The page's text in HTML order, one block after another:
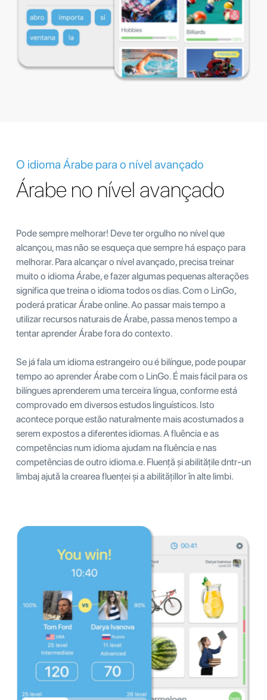
O idioma Árabe para o nível avançado
Árabe no nível avançado
Pode sempre melhorar! Deve ter orgulho no nível que
alcançou, mas não se esqueça que sempre há espaço para
melhorar. Para alcançar o nível avançado, precisa treinar
muito o idioma Árabe, e fazer algumas pequenas alterações
significa que treina o idioma todos os dias. Com o LinGo,
poderá praticar Árabe online. Ao passar mais tempo a
utilizar recursos naturais de Árabe, passa menos tempo a
tentar aprender Árabe fora do contexto.
Se já fala um idioma estrangeiro ou é bilíngue, pode poupar
tempo ao aprender Árabe com o LinGo. É mais fácil para os
bilíngues aprenderem uma terceira língua, conforme está
comprovado em diversos estudos linguísticos. Isto
acontece porque estão naturalmente mais acostumados a
serem expostos a diferentes idiomas. A fluência e as
competências num idioma ajudam na fluência e nas
competências de outro idioma.e. Fluență și abilitățile dntr-un
limbaj ajută la crearea fluenței și a abilitățillor în alte limbi.